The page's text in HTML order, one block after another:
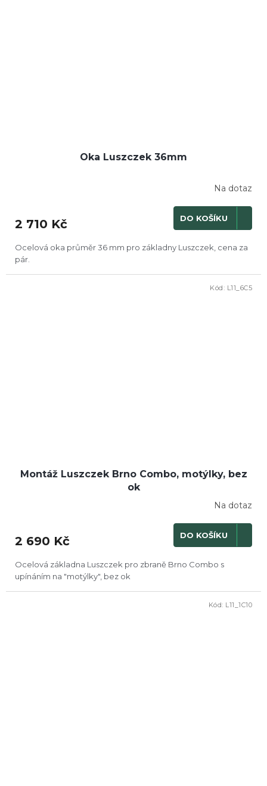
Oka Luszczek 36mm
Na dotaz
2 710 Kč DO KOŠÍKU
Ocelová oka průměr 36 mm pro základny Luszczek, cena za
pár.
Montáž Luszczek Brno Combo, motýlky, bez
ok
Na dotaz
2 690 Kč DO KOŠÍKU
Ocelová základna Luszczek pro zbraně Brno Combo s
upínáním na "motýlky", bez ok
Kód: L11_6C5
Kód: L11_1C10